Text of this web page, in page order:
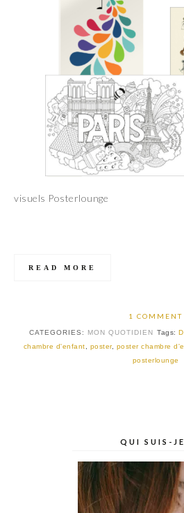
visuels Posterlounge
READ MORE
1 COMMENT
CATEGORIES: MON QUOTIDIEN Tags:
chambre d'enfant
poster, poster chambre
posterlounge
QUI SUIS-